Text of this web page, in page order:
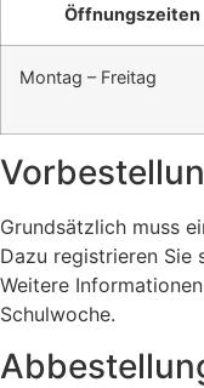
Öffnungszeiten
Montag – Freitag
Grundsätzlich muss
Dazu registrieren Sie
Weitere
Schulwoche.